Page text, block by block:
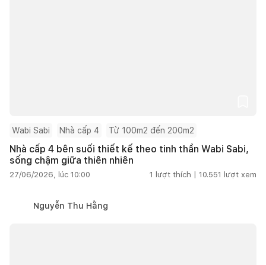
Wabi Sabi Nhà cấp 4 Từ 100m2 đến 200m2
Nhà cấp 4 bên suối thiết kế theo tinh thần Wabi Sabi,
sống chậm giữa thiên nhiên
27/06/2026, lúc 10:00 1 lượt thích | 10.551 lượt xem
Nguyễn Thu Hằng